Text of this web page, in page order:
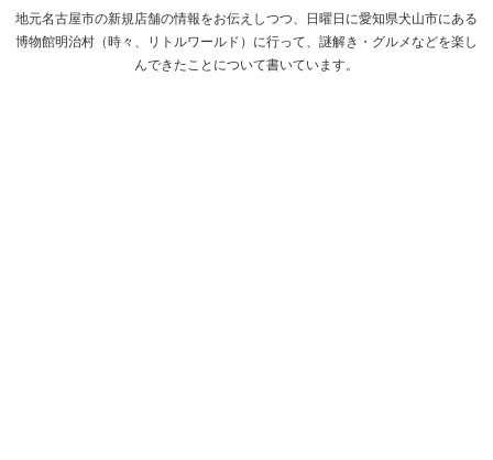
地元名古屋市の新規店舗の情報をお伝えしつつ、日曜日に愛知県犬山市にある
博物館明治村（時々、リトルワールド）に行って、謎解き・グルメなどを楽し
んできたことについて書いています。